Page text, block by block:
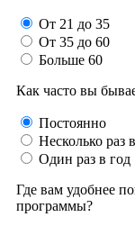
От 21 до 35
От 35 до 60
Больше 60
Как часто вы
Постоянно
Несколько раз
Один раз в год
Где вам удобнее
программы?